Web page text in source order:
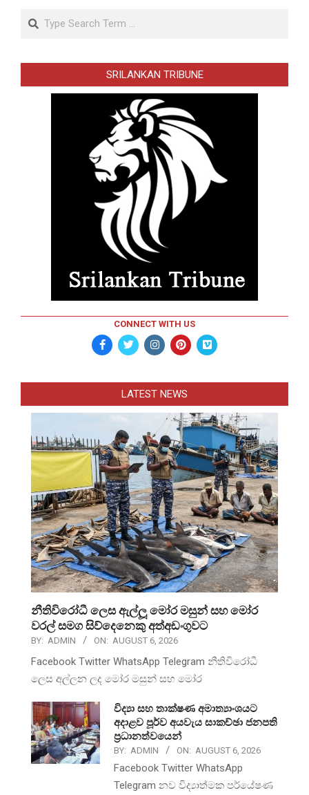
Search
SRILANKAN TRIBUNE
CONNECT WITH US
LATEST NEWS
නීතිවිරෝධී ලෙස ඇල්ලූ මෝර මසුන් සහ මෝර
වරල් සමග සිව්දෙනෙකු අත්අඩංගුවට
BY: ADMIN ON: AUGUST 6, 2026
Facebook Twitter WhatsApp Telegram නීතිවිරෝධී
ලෙස අල්ලන ලද මෝර මසුන් සහ මෝර
විද්‍යා සහ තාක්ෂණ අමාත්‍යාංශයට
අදාළව පූර්ව අයවැය සාකච්ඡා ජනපති
ප්‍රධානත්වයෙන්
BY: ADMIN ON: AUGUST 6, 2026
Facebook Twitter WhatsApp
Telegram නව විද්‍යාත්මක පර්යේෂණ